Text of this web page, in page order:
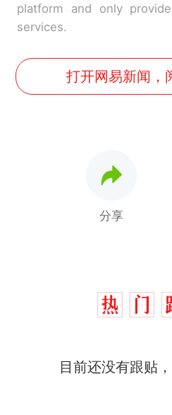
platform and only
services.
打开网易新闻，
分享
目前还没有跟贴